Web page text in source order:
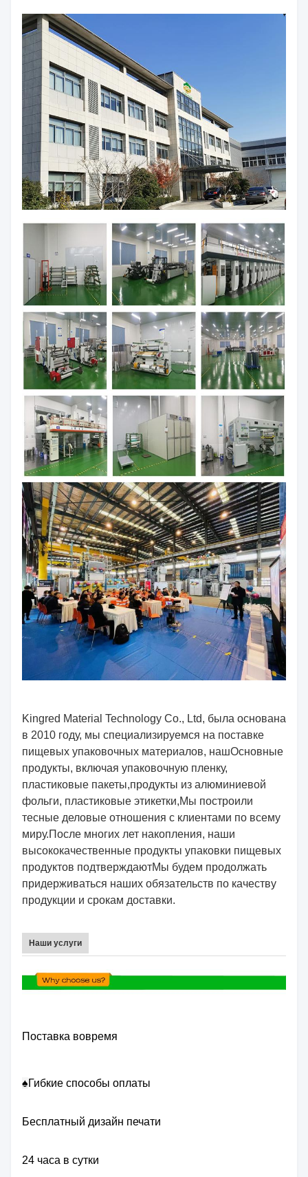
Kingred Material Technology Co., Ltd, была основана
в 2010 году, мы специализируемся на поставке
пищевых упаковочных материалов, нашОсновные
продукты, включая упаковочную пленку,
пластиковые пакеты,продукты из алюминиевой
фольги, пластиковые этикетки,Мы построили
тесные деловые отношения с клиентами по всему
миру. После многих лет накопления, наши
высококачественные продукты упаковки пищевых
продуктов подтверждаютМы будем продолжать
придерживаться наших обязательств по качеству
продукции и срокам доставки.
Наши услуги
Поставка вовремя
♠Гибкие способы оплаты
Бесплатный дизайн печати
24 часа в сутки